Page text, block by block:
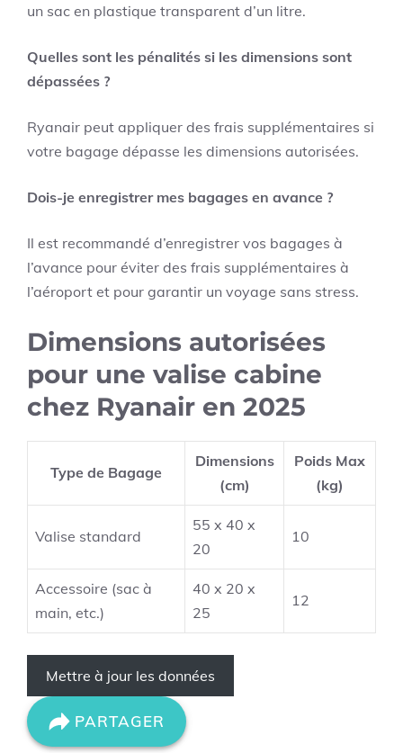
un sac en plastique transparent d’un litre.
Quelles sont les pénalités si les dimensions sont
dépassées ?
Ryanair peut appliquer des frais supplémentaires si
votre bagage dépasse les dimensions autorisées.
Dois-je enregistrer mes bagages en avance ?
Il est recommandé d’enregistrer vos bagages à
l’avance pour éviter des frais supplémentaires à
l’aéroport et pour garantir un voyage sans stress.
Dimensions autorisées
pour une valise cabine
chez Ryanair en 2025
Type de Bagage
Dimensions
(cm)
Poids Max
(kg)
Valise standard
55 x 40 x
20
10
Accessoire (sac à
main, etc.)
40 x 20 x
25
12
Mettre à jour les données
PARTAGER